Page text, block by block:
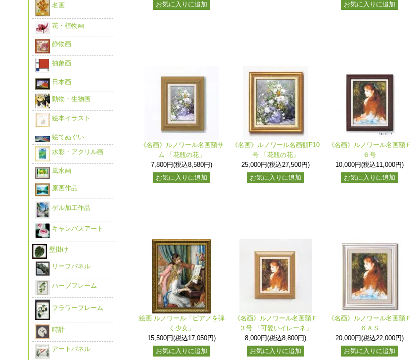
お気に入りに追加
お気に入りに追加
《名画》ルノワール名画額サ
ム 「花瓶の花」
7,800円(税込8,580円)
お気に入りに追加
《名画》ルノワール名画額F10
号 「花瓶の花」
25,000円(税込27,500円)
お気に入りに追加
《名画》ルノワール名画額Ｆ
６号
10,000円(税込11,000円)
お気に入りに追加
絵画 ルノワール「ピアノを弾
く少女」
15,500円(税込17,050円)
お気に入りに追加
《名画》ルノワール名画額Ｆ
３号 「可愛いイレーネ」
8,000円(税込8,800円)
お気に入りに追加
《名画》ルノワール名画額Ｆ
６ＡＳ
20,000円(税込22,000円)
お気に入りに追加
名画
花・植物画
静物画
抽象画
日本画
動物・生物画
絵本イラスト
絵てぬぐい
水彩・アクリル画
風水画
原画作品
ゲル加工作品
キャンバスアート
壁掛け
リーフパネル
ハーブフレーム
フラワーフレーム
時計
アートパネル